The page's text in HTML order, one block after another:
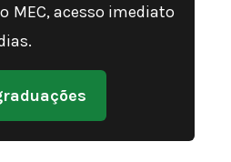
MEC, acesso imediato